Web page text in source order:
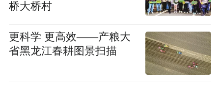
桥大桥村
更科学 更高效——产粮大
省黑龙江春耕图景扫描